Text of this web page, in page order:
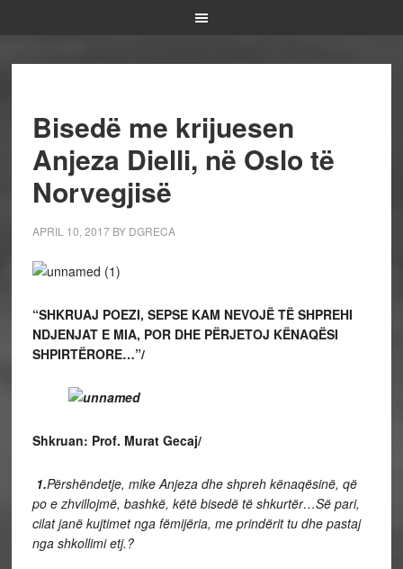
Bisedë me krijuesen
Anjeza Dielli, në Oslo të
Norvegjisë
APRIL 10, 2017BY DGRECA
“SHKRUAJ POEZI, SEPSE KAM NEVOJË TË SHPREHI
NDJENJAT E MIA, POR DHE PËRJETOJ KËNAQËSI
SHPIRTËRORE…”/
Shkruan: Prof. Murat Gecaj/
1.Përshëndetje, mike Anjeza dhe shpreh kënaqësinë, që
po e zhvillojmë, bashkë, këtë bisedë të shkurtër…Së pari,
cilat janë kujtimet nga fëmijëria, me prindërit tu dhe pastaj
nga shkollimi etj.?